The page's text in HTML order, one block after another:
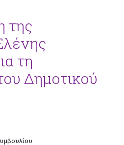
της
τη
Δημοτικού